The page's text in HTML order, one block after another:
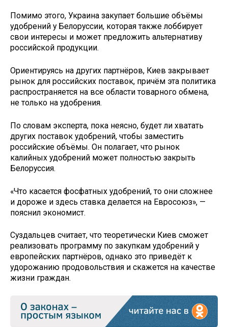
Помимо этого, Украина закупает большие объёмы
удобрений у Белоруссии, которая также лоббирует
свои интересы и может предложить альтернативу
российской продукции.
Ориентируясь на других партнёров, Киев закрывает
рынок для российских поставок, причём эта политика
распространяется на все области товарного обмена,
не только на удобрения.
По словам эксперта, пока неясно, будет ли хватать
других поставок удобрений, чтобы заместить
российские объёмы. Он полагает, что рынок
калийных удобрений может полностью закрыть
Белоруссия.
«Что касается фосфатных удобрений, то они сложнее
и дороже и здесь ставка делается на Евросоюз», —
пояснил экономист.
Суздальцев считает, что теоретически Киев сможет
реализовать программу по закупкам удобрений у
европейских партнёров, однако это приведёт к
удорожанию продовольствия и скажется на качестве
жизни граждан.